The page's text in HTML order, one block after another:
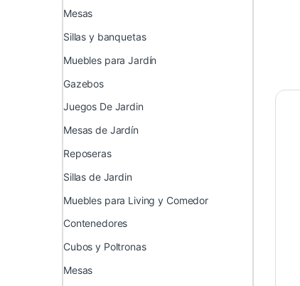
Mesas
Sillas y banquetas
Muebles para Jardín
Gazebos
Juegos De Jardin
Mesas de Jardín
Reposeras
Sillas de Jardin
Muebles para Living y Comedor
Contenedores
Cubos y Poltronas
Mesas